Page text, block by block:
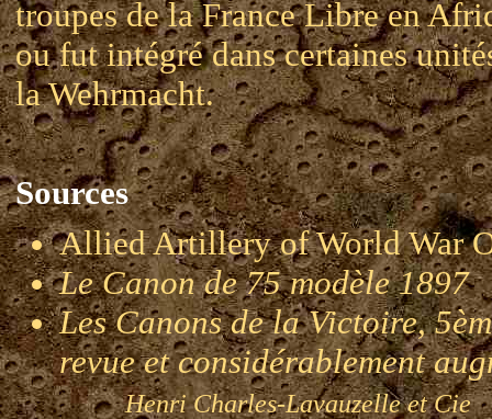
troupes de la France Libre en
ou fut intégré dans certaines
la Wehrmacht.
Sources
Allied Artillery of World
Le Canon de 75 modèle 1897
Les Canons de la Victoire,
revue et considérablement
Henri Charles-Lavauzelle et Cie